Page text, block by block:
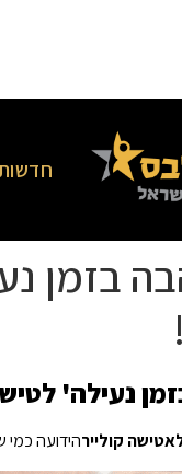
בזמן
נעילה'
קוליירהידועה